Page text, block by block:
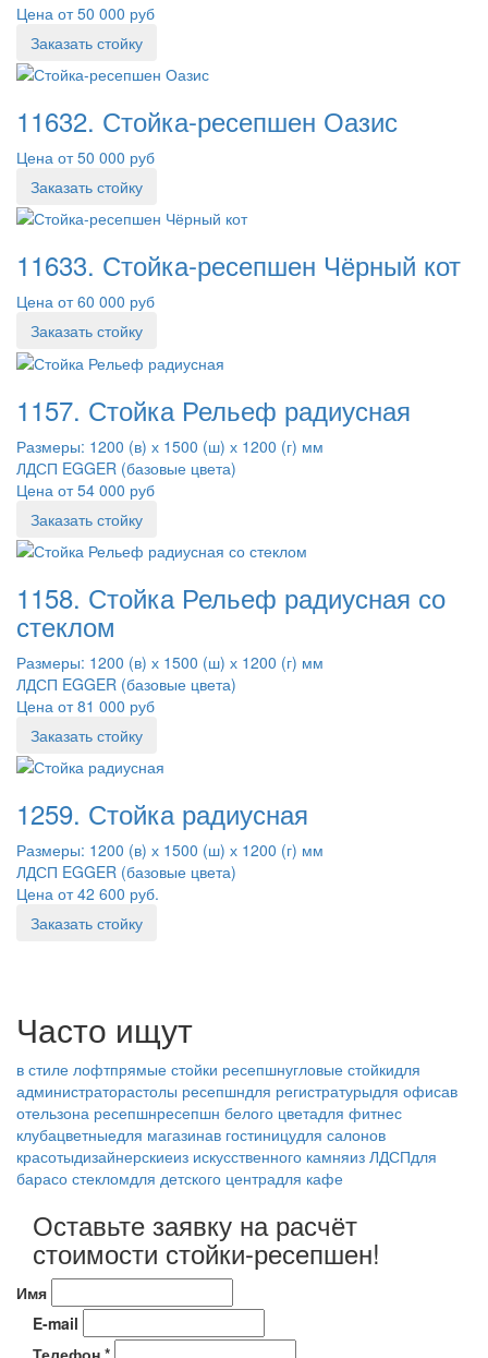
Цена от 50 000 руб
Заказать стойку
11632. Стойка-ресепшен Оазис
Цена от 50 000 руб
Заказать стойку
11633. Стойка-ресепшен Чёрный кот
Цена от 60 000 руб
Заказать стойку
1157. Стойка Рельеф радиусная
Размеры: 1200 (в) х 1500 (ш) х 1200 (г) мм
ЛДСП EGGER (базовые цвета)
Цена от 54 000 руб
Заказать стойку
1158. Стойка Рельеф радиусная со
стеклом
Размеры: 1200 (в) х 1500 (ш) х 1200 (г) мм
ЛДСП EGGER (базовые цвета)
Цена от 81 000 руб
Заказать стойку
1259. Стойка радиусная
Размеры: 1200 (в) х 1500 (ш) х 1200 (г) мм
ЛДСП EGGER (базовые цвета)
Цена от 42 600 руб.
Заказать стойку
Часто ищут
в стиле лофтпрямые стойки ресепшнугловые стойкидля
администраторастолы ресепшндля регистратурыдля офисав
отельзона ресепшнресепшн белого цветадля фитнес
клубацветныедля магазинав гостиницудля салонов
красотыдизайнерскиеиз искусственного камняиз ЛДСПдля
барасо стекломдля детского центрадля кафе
Оставьте заявку на расчёт
стоимости стойки-ресепшен!
Имя
E-mail